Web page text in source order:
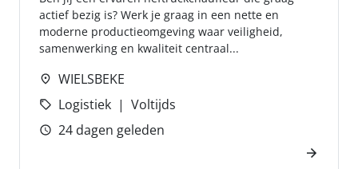
actief bezig is? Werk je graag in een nette en
moderne productieomgeving waar veiligheid,
samenwerking en kwaliteit centraal...
WIELSBEKE
Logistiek
Voltijds
24 dagen geleden